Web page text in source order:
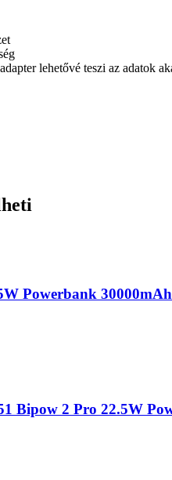
lehetővé teszi az adatok
Powerbank
Bipow 2 Pro 22.5W